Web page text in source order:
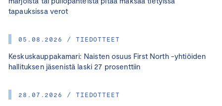
tapauksissa verot
05.08.2026 / TIEDOTTEET
Keskuskauppakamari: Naisten osuus First North -yhtiöiden
hallituksen jäsenistä laski 27 prosenttiin
28.07.2026 / TIEDOTTEET